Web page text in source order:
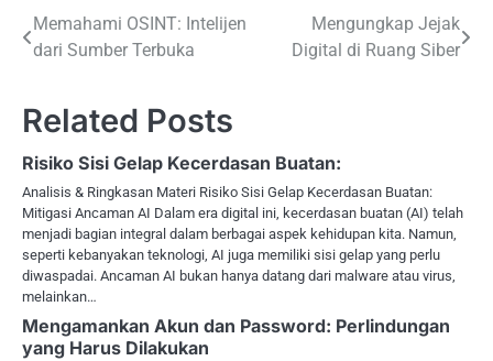
Post
Memahami OSINT: Intelijen
dari Sumber Terbuka
Mengungkap Jejak
Digital di Ruang Siber
Related Posts
Risiko Sisi Gelap Kecerdasan Buatan:
Analisis & Ringkasan Materi Risiko Sisi Gelap Kecerdasan Buatan:
Mitigasi Ancaman AI Dalam era digital ini, kecerdasan buatan (AI) telah
menjadi bagian integral dalam berbagai aspek kehidupan kita. Namun,
seperti kebanyakan teknologi, AI juga memiliki sisi gelap yang perlu
diwaspadai. Ancaman AI bukan hanya datang dari malware atau virus,
melainkan…
Mengamankan Akun dan Password: Perlindungan
yang Harus Dilakukan